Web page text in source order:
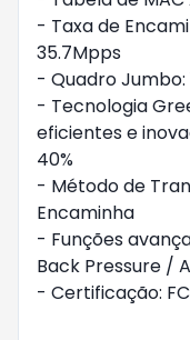
- Taxa de
35.7Mpps
- Quadro Jumbo:
- Tecnologia
eficientes e
40%
- Método de
Encaminha
- Funções
Back Pressure /
- Certificação: